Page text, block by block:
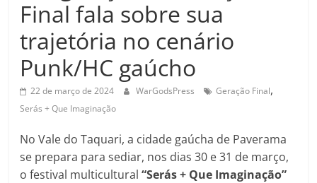
Final fala sobre sua
trajetória no cenário
Punk/HC gaúcho
22 de março de 2024 WarGodsPress Geração Final,
Serás + Que Imaginação
No Vale do Taquari, a cidade gaúcha de Paverama
se prepara para sediar, nos dias 30 e 31 de março,
o festival multicultural“Serás + Que Imaginação”